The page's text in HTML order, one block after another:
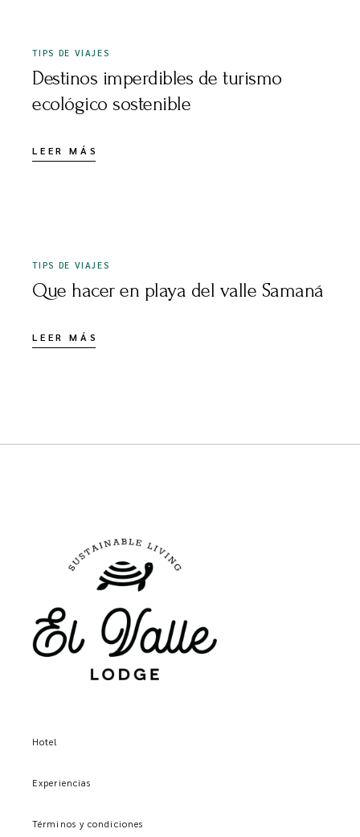
TIPS DE VIAJES
Destinos imperdibles de turismo
ecológico sostenible
LEER MÁS
TIPS DE VIAJES
Que hacer en playa del valle Samaná
LEER MÁS
Hotel
Experiencias
Términos y condiciones